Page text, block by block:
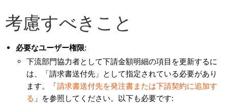
考慮すべきこと
必要なユーザー権限:
下流部門協力者として下請金額明細の項目を更新するに
は、「請求書送付先」として指定されている必要があり
ます。「請求書送付先を発注書または下請契約に追加す
る 」を参照してください。以下も必要です: